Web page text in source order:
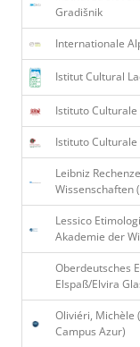
Gradišnik
Internationale
Istitut Cultural
Istituto
Istituto
Leibniz
Wissenschaften
Lessico
Akademie der
Oberdeutsches
Elspaß/Elvira
Oliviéri, Michèle
Campus Azur)